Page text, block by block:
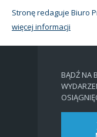
Stronę redaguje Biuro
więcej informacji
BĄDŹ NA